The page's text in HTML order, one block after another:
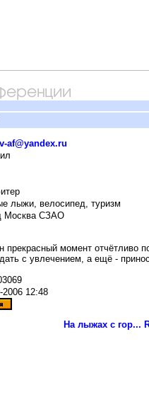
af@yandex.ru
лыжи, велосипед, туризм
Москва СЗАО
прекрасный момент отчётливо
с увлечением, а ещё -
2006 12:48
На лыжах с гор...